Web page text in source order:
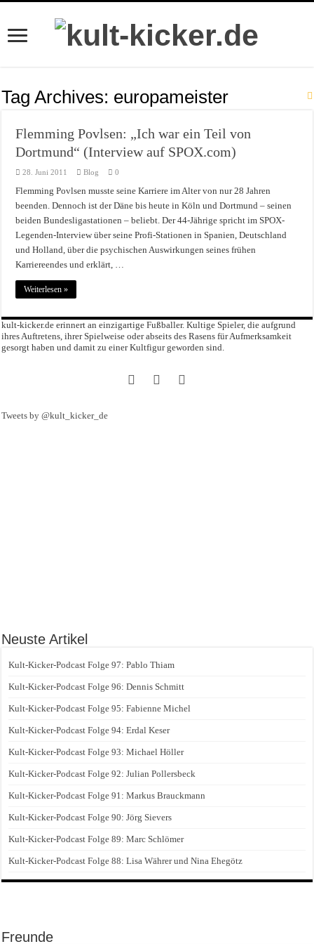
Tag Archives: europameister
Flemming Povlsen: „Ich war ein Teil von
Dortmund“ (Interview auf SPOX.com)
28. Juni 2011 Blog 0
Flemming Povlsen musste seine Karriere im Alter von nur 28 Jahren
beenden. Dennoch ist der Däne bis heute in Köln und Dortmund – seinen
beiden Bundesligastationen – beliebt. Der 44-Jährige spricht im SPOX-
Legenden-Interview über seine Profi-Stationen in Spanien, Deutschland
und Holland, über die psychischen Auswirkungen seines frühen
Karriereendes und erklärt, …
Weiterlesen »
kult-kicker.de erinnert an einzigartige Fußballer. Kultige Spieler, die aufgrund
ihres Auftretens, ihrer Spielweise oder abseits des Rasens für Aufmerksamkeit
gesorgt haben und damit zu einer Kultfigur geworden sind.
Tweets by @kult_kicker_de
Neuste Artikel
Kult-Kicker-Podcast Folge 97: Pablo Thiam
Kult-Kicker-Podcast Folge 96: Dennis Schmitt
Kult-Kicker-Podcast Folge 95: Fabienne Michel
Kult-Kicker-Podcast Folge 94: Erdal Keser
Kult-Kicker-Podcast Folge 93: Michael Höller
Kult-Kicker-Podcast Folge 92: Julian Pollersbeck
Kult-Kicker-Podcast Folge 91: Markus Brauckmann
Kult-Kicker-Podcast Folge 90: Jörg Sievers
Kult-Kicker-Podcast Folge 89: Marc Schlömer
Kult-Kicker-Podcast Folge 88: Lisa Währer und Nina Ehegötz
Freunde